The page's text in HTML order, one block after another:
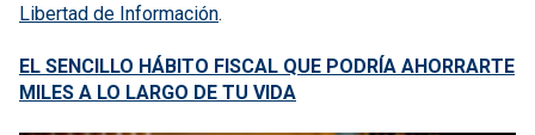
Libertad de Información.
EL SENCILLO HÁBITO FISCAL QUE PODRÍA AHORRARTE
MILES A LO LARGO DE TU VIDA